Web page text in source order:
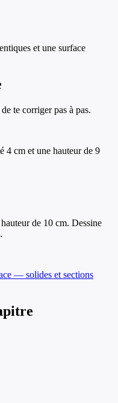
et une surface
te corriger pas à pas.
4 cm et une hauteur de 9
de 10 cm. Dessine
— solides et sections